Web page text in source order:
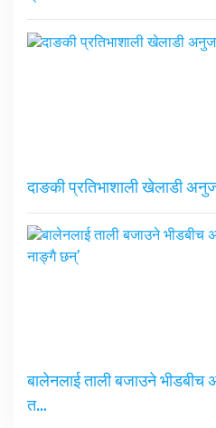
दाङकी प्रतिभाशाली खेलाडी
बालेनलाई ताली बजाउने
त…